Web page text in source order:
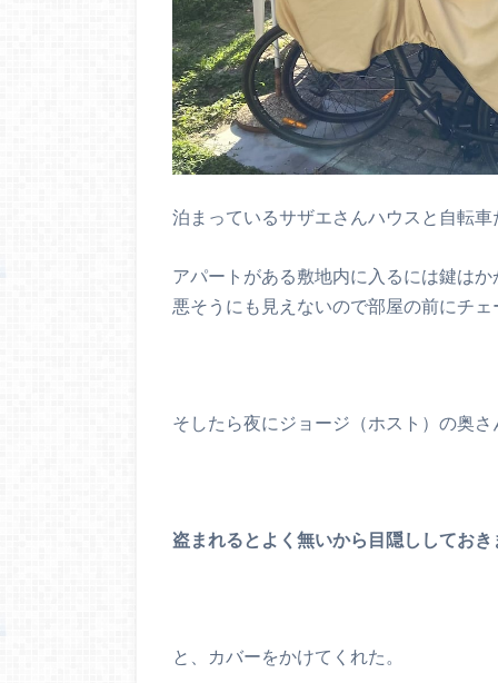
泊まっているサザエさんハウスと自転車
アパートがある敷地内に入るには鍵は
悪そうにも見えないので部屋の前にチ
そしたら夜にジョージ（ホスト）の奥さ
盗まれるとよく無いから目隠ししておき
と、カバーをかけてくれた。